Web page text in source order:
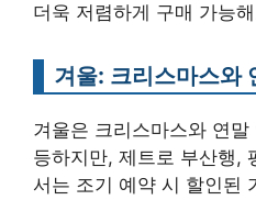
더욱 저렴하게 구매 가능
겨울: 크리스마스와
겨울은 크리스마스와 연
등하지만, 제트로 부산행,
서는 조기 예약 시 할인된